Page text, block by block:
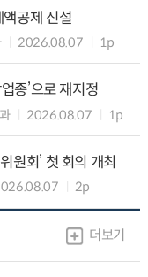
공제 신설
2026.08.07 1p
종’으로 재지정
2026.08.07 1p
원회’ 첫 회의 개최
2p
더보기